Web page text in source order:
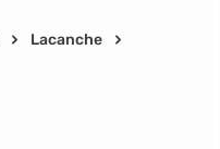
Lacanche